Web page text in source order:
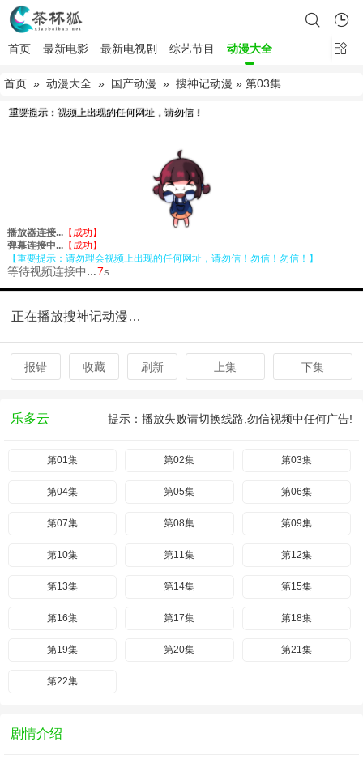
首页 最新电影 最新电视剧 综艺节目 动漫大全
首页 » 动漫大全 » 国产动漫 » 搜神记动漫 » 第03集
正在播放搜神记动漫第03集
报错 收藏 刷新 上集 下集
乐多云 提示：播放失败请切换线路,勿信视频中任何广告!
第01集 第02集 第03集
第04集 第05集 第06集
第07集 第08集 第09集
第10集 第11集 第12集
第13集 第14集 第15集
第16集 第17集 第18集
第19集 第20集 第21集
第22集
剧情介绍